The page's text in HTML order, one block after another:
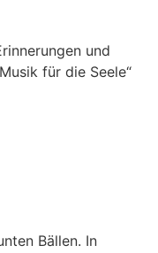
und
für die Seele“
Bällen. In